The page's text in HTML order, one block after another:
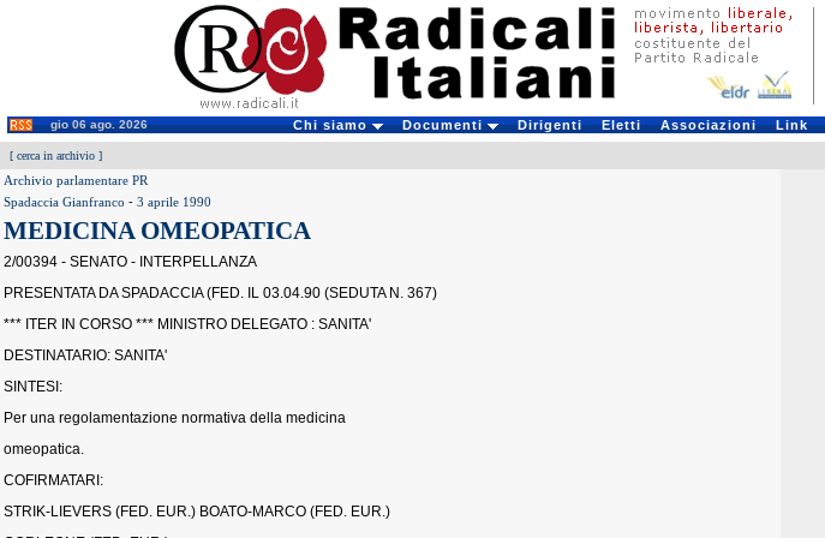
gio 06 ago. 2026 Chi siamo Documenti Dirigenti Eletti Associazioni Link
[ cerca in archivio ]
Archivio parlamentare PR
Spadaccia Gianfranco - 3 aprile 1990
MEDICINA OMEOPATICA
2/00394 - SENATO - INTERPELLANZA
PRESENTATA DA SPADACCIA (FED. IL 03.04.90 (SEDUTA N. 367)
*** ITER IN CORSO *** MINISTRO DELEGATO : SANITA'
DESTINATARIO: SANITA'
SINTESI:
Per una regolamentazione normativa della medicina
omeopatica.
COFIRMATARI:
STRIK-LIEVERS (FED. EUR.) BOATO-MARCO (FED. EUR.)